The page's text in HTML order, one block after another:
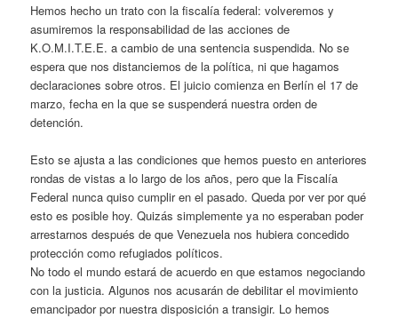
Hemos hecho un trato con la fiscalía federal: volveremos y
asumiremos la responsabilidad de las acciones de
K.O.M.I.T.E.E. a cambio de una sentencia suspendida. No se
espera que nos distanciemos de la política, ni que hagamos
declaraciones sobre otros. El juicio comienza en Berlín el 17 de
marzo, fecha en la que se suspenderá nuestra orden de
detención.
Esto se ajusta a las condiciones que hemos puesto en anteriores
rondas de vistas a lo largo de los años, pero que la Fiscalía
Federal nunca quiso cumplir en el pasado. Queda por ver por qué
esto es posible hoy. Quizás simplemente ya no esperaban poder
arrestarnos después de que Venezuela nos hubiera concedido
protección como refugiados políticos.
No todo el mundo estará de acuerdo en que estamos negociando
con la justicia. Algunos nos acusarán de debilitar el movimiento
emancipador por nuestra disposición a transigir. Lo hemos